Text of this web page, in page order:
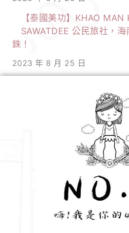
【泰國美功】KHAO MAN
SAWATDEE 公民旅社，
銖！
2023 年 8 月 25 日